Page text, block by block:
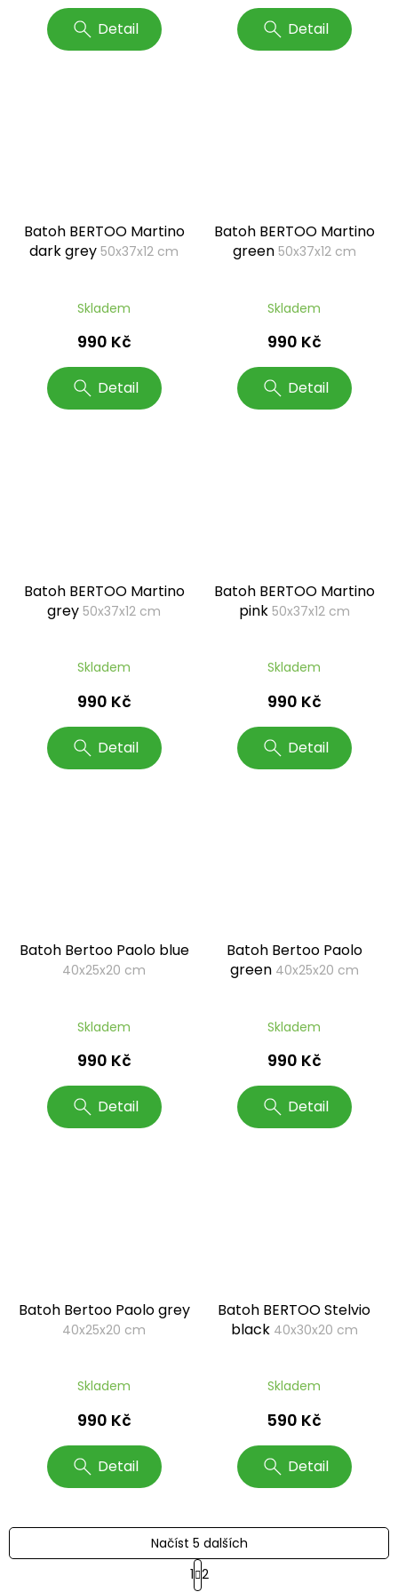
Detail Detail
Batoh BERTOO Martino
dark grey 50x37x12 cm
Skladem
990 Kč
Detail
Batoh BERTOO Martino
green 50x37x12 cm
Skladem
990 Kč
Detail
Batoh BERTOO Martino
grey 50x37x12 cm
Skladem
990 Kč
Detail
Batoh BERTOO Martino
pink 50x37x12 cm
Skladem
990 Kč
Detail
Batoh Bertoo Paolo blue
40x25x20 cm
Skladem
990 Kč
Detail
Batoh Bertoo Paolo
green 40x25x20 cm
Skladem
990 Kč
Detail
Batoh Bertoo Paolo grey
40x25x20 cm
Skladem
990 Kč
Detail
Batoh BERTOO Stelvio
black 40x30x20 cm
Skladem
590 Kč
Detail
Načíst 5 dalších
S
t
1 2